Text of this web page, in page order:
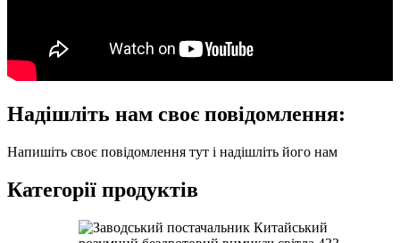
Надішліть нам своє повідомлення:
Напишіть своє повідомлення тут і надішліть його нам
Категорії продуктів